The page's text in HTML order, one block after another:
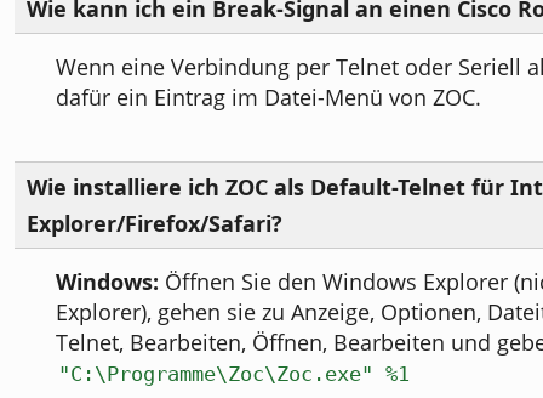
Wie kann ich ein Break-Signal an einen Cisco
Wenn eine Verbindung per Telnet oder Seriell
dafür ein Eintrag im Datei-Menü von ZOC.
Wie installiere ich ZOC als Default-Telnet für
Explorer/Firefox/Safari?
Windows: Öffnen Sie den Windows Explorer
Explorer), gehen sie zu Anzeige, Optionen,
Telnet, Bearbeiten, Öffnen, Bearbeiten und
"C:\Programme\Zoc\Zoc.exe" %1